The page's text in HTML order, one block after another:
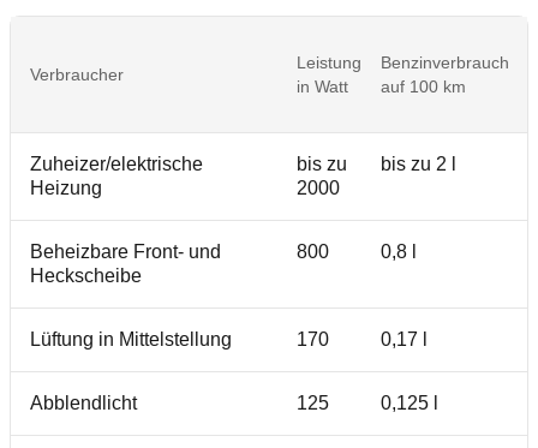
Verbraucher
Leistung
in Watt
Benzinverbrauch
auf 100 km
Zuheizer/elektrische
Heizung
bis zu
2000
bis zu 2 l
Beheizbare Front- und
Heckscheibe
800 0,8 l
Lüftung in Mittelstellung 170 0,17 l
Abblendlicht 125 0,125 l